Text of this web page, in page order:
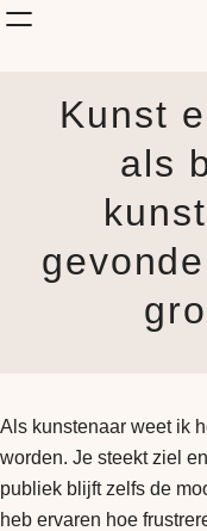
Kunst
als
Als kunstenaar weet ik
worden. Je steekt ziel
publiek blijft zelfs de
heb ervaren hoe